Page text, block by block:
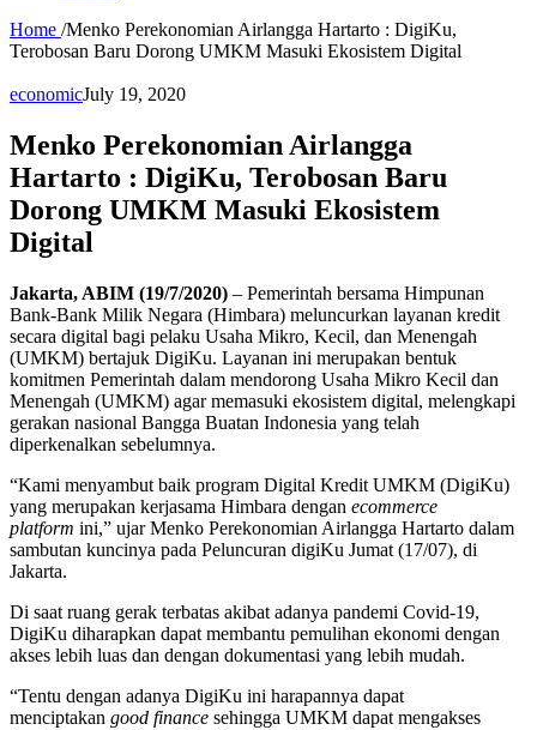
Home /Menko Perekonomian Airlangga Hartarto : DigiKu,
Terobosan Baru Dorong UMKM Masuki Ekosistem Digital
economicJuly 19, 2020
Menko Perekonomian Airlangga
Hartarto : DigiKu, Terobosan Baru
Dorong UMKM Masuki Ekosistem
Digital
Jakarta, ABIM (19/7/2020) – Pemerintah bersama Himpunan
Bank-Bank Milik Negara (Himbara) meluncurkan layanan kredit
secara digital bagi pelaku Usaha Mikro, Kecil, dan Menengah
(UMKM) bertajuk DigiKu. Layanan ini merupakan bentuk
komitmen Pemerintah dalam mendorong Usaha Mikro Kecil dan
Menengah (UMKM) agar memasuki ekosistem digital, melengkapi
gerakan nasional Bangga Buatan Indonesia yang telah
diperkenalkan sebelumnya.
“Kami menyambut baik program Digital Kredit UMKM (DigiKu)
yang merupakan kerjasama Himbara dengan ecommerce
platform ini,” ujar Menko Perekonomian Airlangga Hartarto dalam
sambutan kuncinya pada Peluncuran digiKu Jumat (17/07), di
Jakarta.
Di saat ruang gerak terbatas akibat adanya pandemi Covid-19,
DigiKu diharapkan dapat membantu pemulihan ekonomi dengan
akses lebih luas dan dengan dokumentasi yang lebih mudah.
“Tentu dengan adanya DigiKu ini harapannya dapat
menciptakan good finance sehingga UMKM dapat mengakses